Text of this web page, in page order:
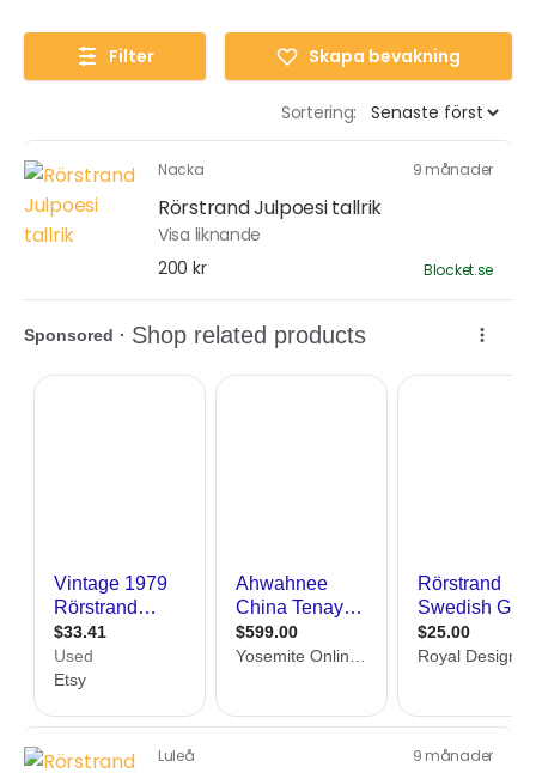
Filter Skapa bevakning
Sortering:
Nacka 9 månader
Rörstrand Julpoesi tallrik
Visa liknande
200 kr
Blocket.se
Luleå 9 månader